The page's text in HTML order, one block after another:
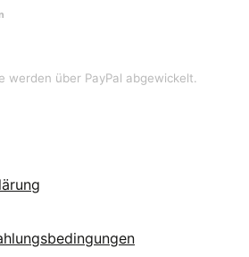
werden über PayPal abgewickelt.